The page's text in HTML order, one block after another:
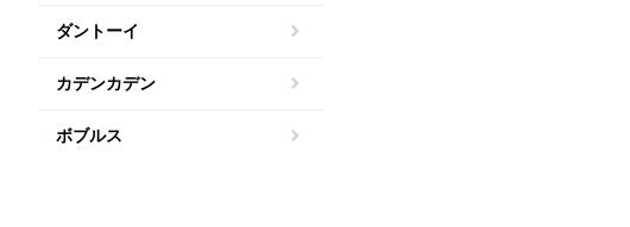
ダントーイ
カデンカデン
ボブルス